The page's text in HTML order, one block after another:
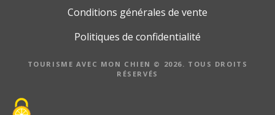
Conditions générales de vente
Politiques de confidentialité
TOURISME AVEC MON CHIEN © 2026. TOUS DROITS
RÉSERVÉS